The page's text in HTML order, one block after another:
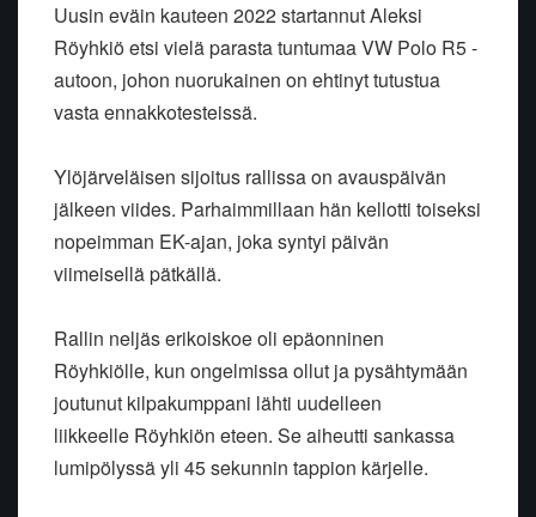
Uusin eväin kauteen 2022 startannut Aleksi
Röyhkiö etsi vielä parastatuntumaa VW Polo R5 -
autoon, johon nuorukainen on ehtinyt tutustua
vastaennakkotesteissä.
Ylöjärveläisen sijoitus rallissa on avauspäivän
jälkeen viides. Parhaimmillaan hän kellotti toiseksi
nopeimman EK-ajan, joka syntyi päivän
viimeisellä pätkällä.
Rallin neljäs erikoiskoe oli epäonninen
Röyhkiölle, kun ongelmissa ollut ja pysähtymään
joutunut kilpakumppani lähti uudelleen
liikkeelle Röyhkiön eteen. Se aiheutti sankassa
lumipölyssä yli 45 sekunnin tappion kärjelle.